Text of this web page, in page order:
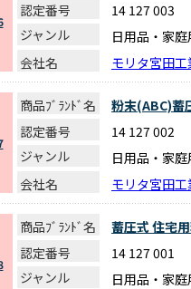
認定番号
14 127 003
ジャンル
日用品・家
会社名
モリタ宮田
商品ﾌﾞﾗﾝﾄﾞ名
粉末(ABC)蓄
認定番号
14 127 002
ジャンル
日用品・家
会社名
モリタ宮田
商品ﾌﾞﾗﾝﾄﾞ名
蓄圧式 住宅
認定番号
14 127 001
ジャンル
日用品・家